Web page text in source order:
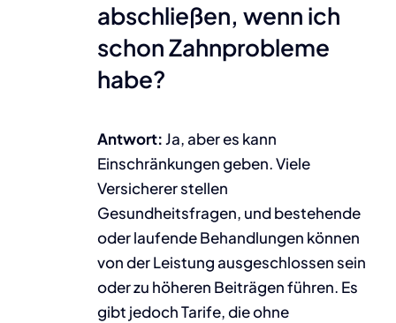
abschließen, wenn ich
schon Zahnprobleme
habe?
Antwort:Ja, aber es kann
Einschränkungen geben. Viele
Versicherer stellen
Gesundheitsfragen, und bestehende
oder laufende Behandlungen können
von der Leistung ausgeschlossen sein
oder zu höheren Beiträgen führen. Es
gibt jedoch Tarife, die ohne